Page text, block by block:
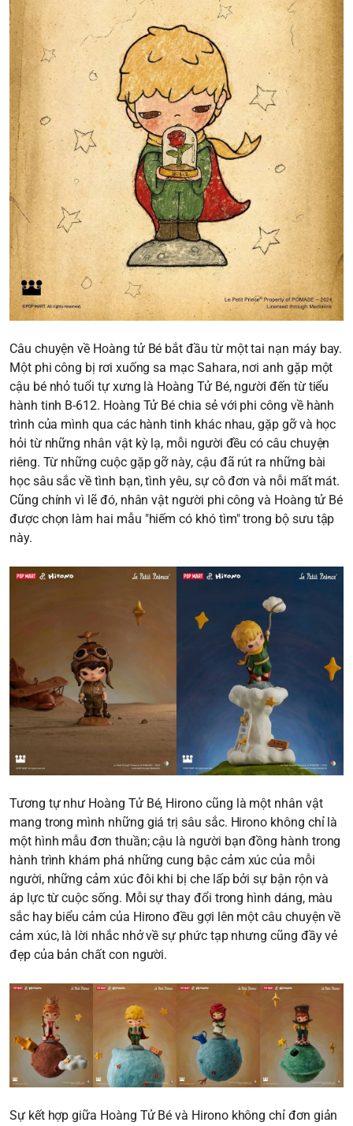
Câu chuyện về Hoàng tử Bé bắt đầu từ một tai nạn máy bay.
Một phi công bị rơi xuống sa mạc Sahara, nơi anh gặp một
cậu bé nhỏ tuổi tự xưng là Hoàng Tử Bé, người đến từ tiểu
hành tinh B-612. Hoàng Tử Bé chia sẻ với phi công về hành
trình của mình qua các hành tinh khác nhau, gặp gỡ và học
hỏi từ những nhân vật kỳ lạ, mỗi người đều có câu chuyện
riêng. Từ những cuộc gặp gỡ này, cậu đã rút ra những bài
học sâu sắc về tình bạn, tình yêu, sự cô đơn và nỗi mất mát.
Cũng chính vì lẽ đó, nhân vật người phi công và Hoàng tử Bé
được chọn làm hai mẫu "hiếm có khó tìm" trong bộ sưu tập
này.
Tương tự như Hoàng Tử Bé, Hirono cũng là một nhân vật
mang trong mình những giá trị sâu sắc. Hirono không chỉ là
một hình mẫu đơn thuần; cậu là người bạn đồng hành trong
hành trình khám phá những cung bậc cảm xúc của mỗi
người, những cảm xúc đôi khi bị che lấp bởi sự bận rộn và
áp lực từ cuộc sống. Mỗi sự thay đổi trong hình dáng, màu
sắc hay biểu cảm của Hirono đều gợi lên một câu chuyện về
cảm xúc, là lời nhắc nhở về sự phức tạp nhưng cũng đầy vẻ
đẹp của bản chất con người.
Sự kết hợp giữa Hoàng Tử Bé và Hirono không chỉ đơn giản